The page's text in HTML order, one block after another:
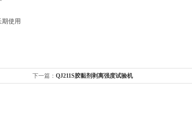
使用
下一篇： QJ211S胶黏剂剥离强度试验机